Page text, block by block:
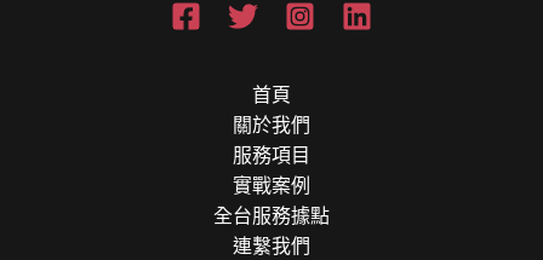
首頁
關於我們
服務項目
實戰案例
全台服務據點
連繫我們